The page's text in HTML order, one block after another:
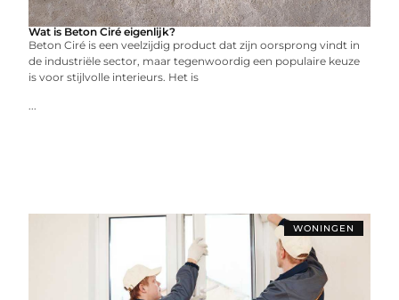
Wat is Beton Ciré eigenlijk?
Beton Ciré is een veelzijdig product dat zijn oorsprong vindt in
de industriële sector, maar tegenwoordig een populaire keuze
is voor stijlvolle interieurs. Het is
...
WONINGEN